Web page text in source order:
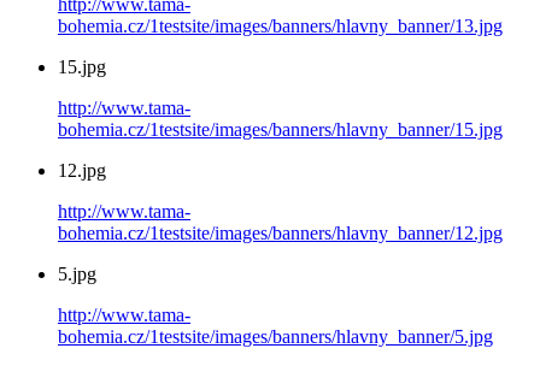
http://www.tama-
bohemia.cz/1testsite/images/banners/hlavny_banner/13.jpg
15.jpg
http://www.tama-
bohemia.cz/1testsite/images/banners/hlavny_banner/15.jpg
12.jpg
http://www.tama-
bohemia.cz/1testsite/images/banners/hlavny_banner/12.jpg
5.jpg
http://www.tama-
bohemia.cz/1testsite/images/banners/hlavny_banner/5.jpg